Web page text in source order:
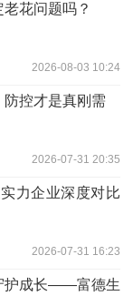
花问题吗？
2026-08-03 10:24
控才是真刚需
2026-07-31 20:35
力企业深度对比
2026-07-31 16:23
护成长——富德生